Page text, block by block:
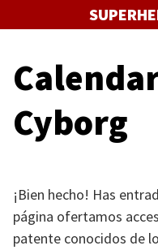
al
Cyborg
¡Bien hecho! Has
página ofertamos
patente conocidos de